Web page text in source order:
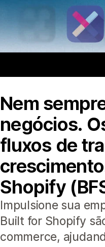
Nem
negócios.
fluxos de
Shopify
Impulsione sua
Built for Shopify
commerce,